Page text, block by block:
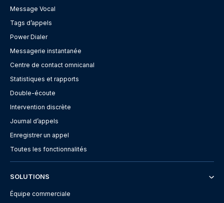
Message Vocal
Tags d’appels
Power Dialer
Messagerie instantanée
Centre de contact omnicanal
Statistiques et rapports
Double-écoute
Intervention discrète
Journal d’appels
Enregistrer un appel
Toutes les fonctionnalités
SOLUTIONS
Équipe commerciale